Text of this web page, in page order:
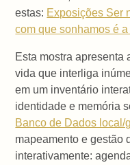
estas: Exposições Ser
com que sonhamos é
Esta mostra apresenta
vida que interliga
em um inventário
identidade e memória
Banco de Dados local/
mapeamento e gestão
interativamente: